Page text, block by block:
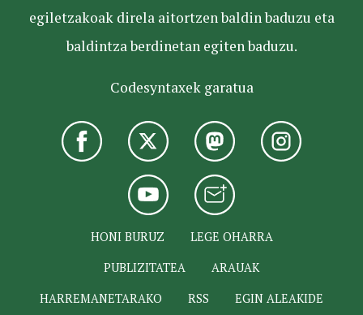
egiletzakoak direla aitortzen baldin baduzu eta
baldintza berdinetan egiten baduzu.
Codesyntaxek garatua
HONI BURUZ
LEGE OHARRA
PUBLIZITATEA
ARAUAK
HARREMANETARAKO
RSS EGIN ALEAKIDE